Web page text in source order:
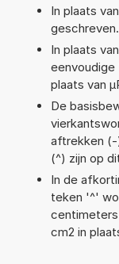
In plaats
In plaats
eenvoudige
plaats van
De
aftrekken (-
(^) zijn op
In de
teken '^'
centimeters
cm2 in